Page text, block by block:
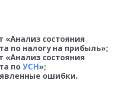
«Анализ состояния
по налогу на прибыль»;
«Анализ состояния
поУСН»;
ошибки.